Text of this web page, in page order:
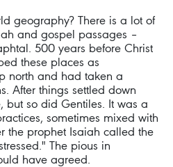
geography? There is a lot of
and gospel passages –
500 years before Christ
these places as
north and had taken a
After things settled down
but so did Gentiles. It was a
sometimes mixed with
the prophet Isaiah called the
The pious in
have agreed.